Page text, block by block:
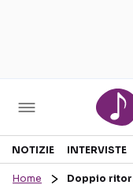
Sezioni
NOTIZIE INTERVISTE
Home Doppio